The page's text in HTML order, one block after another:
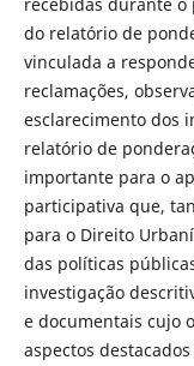
do relatório de
vinculada a
reclamações,
esclarecimento dos
relatório de
importante para o
participativa que,
para o Direito
das políticas
investigação
e documentais cujo
aspectos